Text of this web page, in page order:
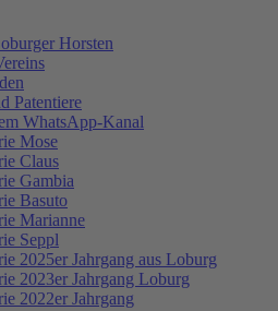
Horsten
Patentiere
WhatsApp-Kanal
Mose
Claus
Gambia
Basuto
Marianne
Seppl
2025er Jahrgang aus Loburg
2023er Jahrgang Loburg
2022er Jahrgang